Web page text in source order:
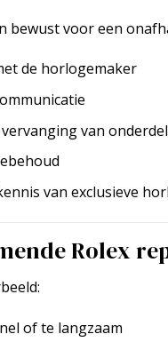
bewust voor een
de horlogemaker
van
van exclusieve
Rolex
of te langzaam